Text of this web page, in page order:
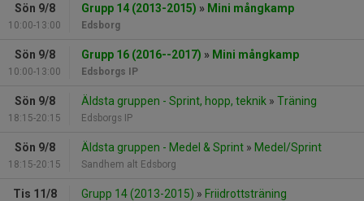
Sön 9/8
10:00-13:00
Grupp 14 (2013-2015) » Mini mångkamp
Edsborg
Sön 9/8
10:00-13:00
Grupp 16 (2016--2017) » Mini mångkamp
Edsborgs IP
Sön 9/8
18:15-20:15
Äldsta gruppen - Sprint, hopp, teknik » Träning
Edsborgs IP
Sön 9/8
18:15-20:15
Äldsta gruppen - Medel & Sprint » Medel/Sprint
Sandhem alt Edsborg
Tis 11/8 Grupp 14 (2013-2015) » Friidrottsträning